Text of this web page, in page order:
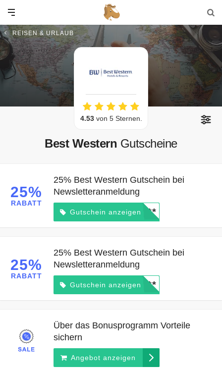
REISEN & URLAUB
4.53von 5 Sternen.
Best Western Gutscheine
25%
RABATT
25% Best Western Gutschein bei
Newsletteranmeldung
Gutschein anzeigen*****
25%
RABATT
25% Best Western Gutschein bei
Newsletteranmeldung
Gutschein anzeigen*****
Über das Bonusprogramm Vorteile
sichern
Angebot anzeigen